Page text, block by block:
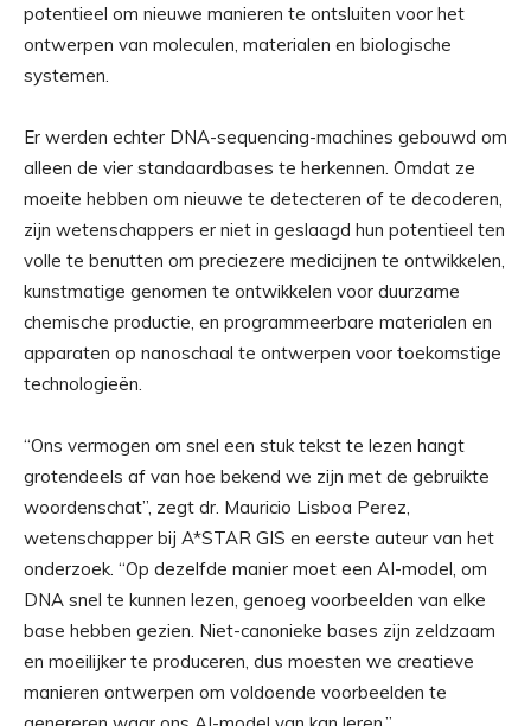
potentieel om nieuwe manieren te ontsluiten voor het
ontwerpen van moleculen, materialen en biologische
systemen.
Er werden echter DNA-sequencing-machines gebouwd om
alleen de vier standaardbases te herkennen. Omdat ze
moeite hebben om nieuwe te detecteren of te decoderen,
zijn wetenschappers er niet in geslaagd hun potentieel ten
volle te benutten om preciezere medicijnen te ontwikkelen,
kunstmatige genomen te ontwikkelen voor duurzame
chemische productie, en programmeerbare materialen en
apparaten op nanoschaal te ontwerpen voor toekomstige
technologieën.
“Ons vermogen om snel een stuk tekst te lezen hangt
grotendeels af van hoe bekend we zijn met de gebruikte
woordenschat”, zegt dr. Mauricio Lisboa Perez,
wetenschapper bij A*STAR GIS en eerste auteur van het
onderzoek. “Op dezelfde manier moet een AI-model, om
DNA snel te kunnen lezen, genoeg voorbeelden van elke
base hebben gezien. Niet-canonieke bases zijn zeldzaam
en moeilijker te produceren, dus moesten we creatieve
manieren ontwerpen om voldoende voorbeelden te